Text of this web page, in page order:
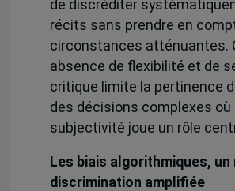
de discréditer
récits sans prendre en
circonstances atténuantes.
absence de flexibilité et de
critique limite la pertinence
des décisions complexes où
subjectivité joue un rôle
Les biais algorithmiques, un
discrimination amplifiée